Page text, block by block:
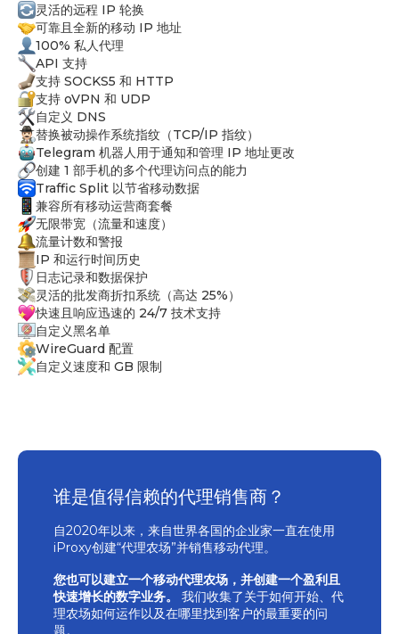
灵活的远程 IP 轮换
可靠且全新的移动 IP 地址
100% 私人代理
API 支持
支持 SOCKS5 和 HTTP
支持 oVPN 和 UDP
自定义 DNS
替换被动操作系统指纹（TCP/IP 指纹）
Telegram 机器人用于通知和管理 IP 地址更改
创建 1 部手机的多个代理访问点的能力
Traffic Split 以节省移动数据
兼容所有移动运营商套餐
无限带宽（流量和速度）
流量计数和警报
IP 和运行时间历史
日志记录和数据保护
灵活的批发商折扣系统（高达 25%）
快速且响应迅速的 24/7 技术支持
自定义黑名单
WireGuard 配置
自定义速度和 GB 限制
谁是值得信赖的代理销售商？
自2020年以来，来自世界各国的企业家一直在使用
iProxy创建“代理农场”并销售移动代理。
您也可以建立一个移动代理农场，并创建一个盈利且
快速增长的数字业务。
我们收集了关于如何开始、代
理农场如何运作以及在哪里找到客户的最重要的问
题。